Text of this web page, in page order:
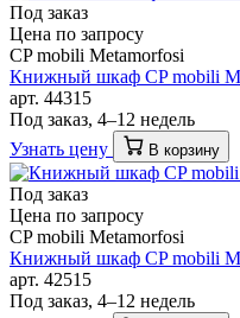
Под заказ
Цена по запросу
CP mobili Metamorfosi
Книжный шкаф CP mobili
арт. 44315
Под заказ, 4–12 недель
Узнать цену
В корзину
Под заказ
Цена по запросу
CP mobili Metamorfosi
Книжный шкаф CP mobili
арт. 42515
Под заказ, 4–12 недель